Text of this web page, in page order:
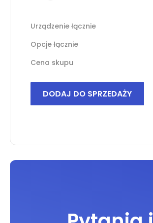
Urządzenie łącznie
Opcje łącznie
Cena skupu
Xiaomi
DODAJ DO SPRZEDAŻY